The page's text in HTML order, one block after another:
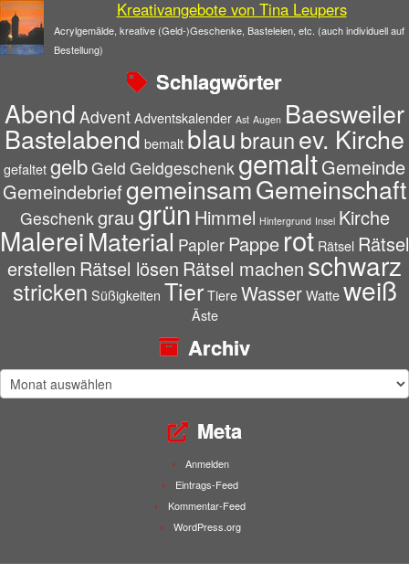
Kreativangebote von Tina Leupers
Acrylgemälde, kreative (Geld-)Geschenke, Basteleien, etc. (auch individuell auf
Bestellung)
Schlagwörter
Abend AdventAdventskalender Ast Augen Baesweiler
Bastelabend bemalt blau braunev. Kirche
gefaltetgelbGeld Geldgeschenk gemaltGemeinde
GemeindebriefgemeinsamGemeinschaft
Geschenkgraugrün Himmel Hintergrund Insel Kirche
MalereiMaterial Papier Pappe rot Rätsel Rätsel
erstellen Rätsel lösen Rätsel machen schwarz
stricken Süßigkeiten Tier Tiere Wasser Watte weiß
Äste
Archiv
Archiv
Meta
Anmelden
Eintrags-Feed
Kommentar-Feed
WordPress.org